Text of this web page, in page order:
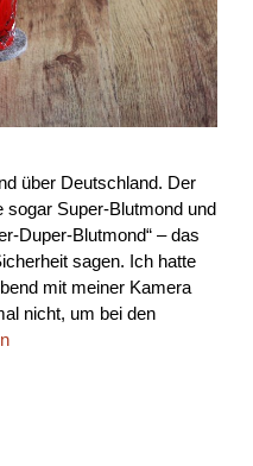
über Deutschland. Der
sogar Super-Blutmond und
Duper-Blutmond“ – das
sagen. Ich hatte
mit meiner Kamera
nicht, um bei den